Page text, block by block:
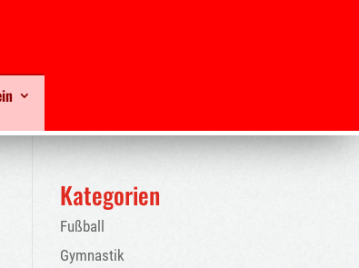
Kategorien
Fußball
Gymnastik